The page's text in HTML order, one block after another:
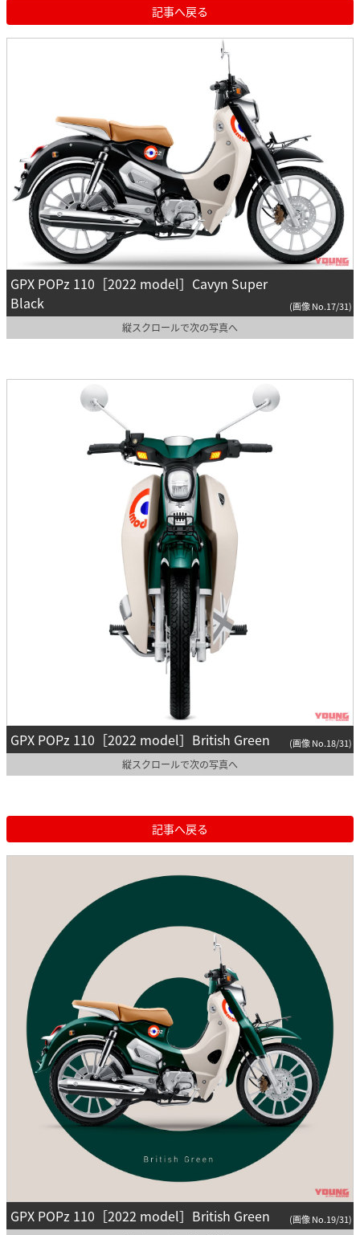
記事へ戻る
GPX POPz 110［2022 model］Cavyn Super
Black
(画像 No.17/31)
縦スクロールで次の写真へ
GPX POPz 110［2022 model］British Green (画像 No.18/31)
縦スクロールで次の写真へ
記事へ戻る
GPX POPz 110［2022 model］British Green (画像 No.19/31)